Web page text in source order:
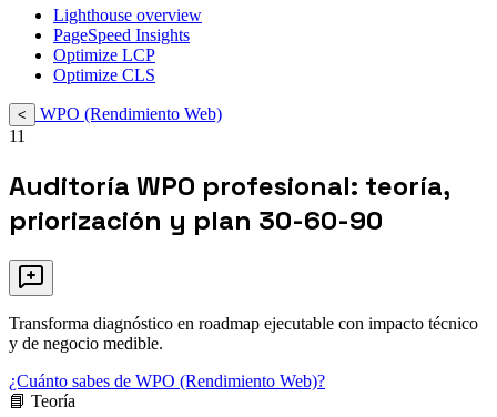
Lighthouse overview
PageSpeed Insights
Optimize LCP
Optimize CLS
<
WPO (Rendimiento Web)
11
Auditoría WPO profesional: teoría,
priorización y plan 30-60-90
Transforma diagnóstico en roadmap ejecutable con impacto técnico
y de negocio medible.
¿Cuánto sabes de WPO (Rendimiento Web)?
📘 Teoría